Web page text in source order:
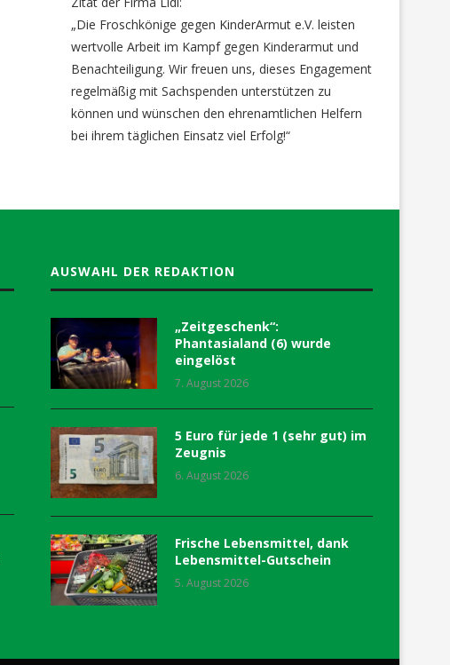
„Die Froschkönige gegen KinderArmut e.V. leisten
wertvolle Arbeit im Kampf gegen Kinderarmut und
Benachteiligung. Wir freuen uns, dieses Engagement
regelmäßig mit Sachspenden unterstützen zu
können und wünschen den ehrenamtlichen Helfern
bei ihrem täglichen Einsatz viel Erfolg!“
AUSWAHL DER REDAKTION
„Zeitgeschenk“:
Phantasialand (6) wurde
eingelöst
7. August 2026
5 Euro für jede 1 (sehr gut) im
Zeugnis
6. August 2026
Frische Lebensmittel, dank
Lebensmittel-Gutschein
5. August 2026